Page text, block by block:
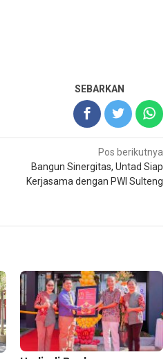
SEBARKAN
Pos berikutnya
Bangun Sinergitas, Untad Siap
Kerjasama dengan PWI Sulteng